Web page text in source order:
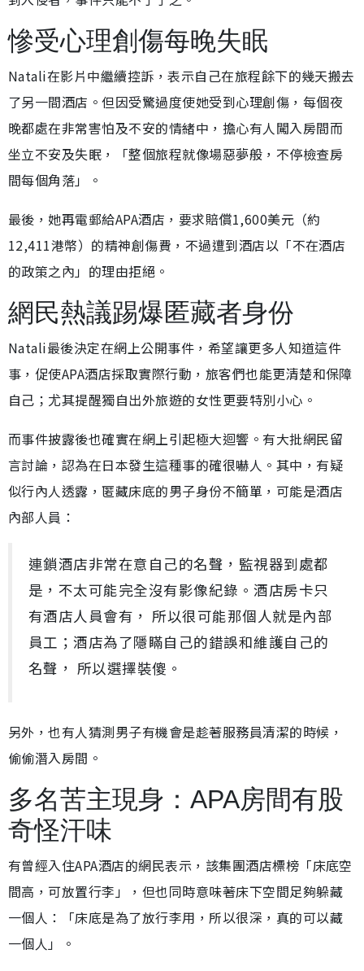
慘受心理創傷每晚失眠
Natali在影片中繼續控訴，表示自己在旅程餘下的幾天搬去
了另一間酒店。但因受驚過度使她受到心理創傷，每個夜
晚都處在非常害怕及不安的情緒中，擔心有人闖入房間而
坐立不安及失眠，「整個旅程就像場惡夢般，不停檢查房
間每個角落」。
最後，她再電郵給APA酒店，要求賠償1,600美元（約
12,411港幣）的精神創傷費，不過遭到酒店以「不在酒店
的政策之內」的理由拒絕。
網民熱議踢爆匿藏者身份
Natali最後決定在網上公開事件，希望讓更多人知道這件
事，促使APA酒店採取實際行動，旅客們也能更清楚和保障
自己；尤其提醒獨自出外旅遊的女性更要特別小心。
而事件披露後也確實在網上引起極大迴響。有大批網民留
言討論，認為在日本發生這種事的確很嚇人。其中，有疑
似行內人透露，匿藏床底的男子身份不簡單，可能是酒店
內部人員：
連鎖酒店非常在意自己的名聲，監視器到處都
是，不太可能完全沒有影像紀錄。酒店房卡只
有酒店人員會有， 所以很可能那個人就是內部
員工；酒店為了隱瞞自己的錯誤和維護自己的
名聲， 所以選擇裝傻。
另外，也有人猜測男子有機會是趁著服務員清潔的時候，
偷偷潛入房間。
多名苦主現身：APA房間有股
奇怪汗味
有曾經入住APA酒店的網民表示，該集團酒店標榜「床底空
間高，可放置行李」，但也同時意味著床下空間足夠躲藏
一個人：「床底是為了放行李用，所以很深，真的可以藏
一個人」。